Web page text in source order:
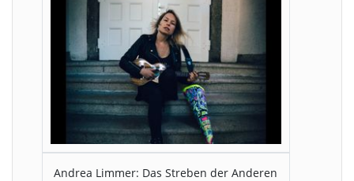
Andrea Limmer: Das Streben der Anderen